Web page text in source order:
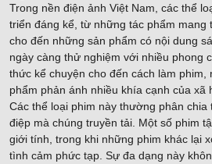
Trong nền điện ảnh Việt Nam, các thể
triển đáng kể, từ những tác phẩm mang
cho đến những sản phẩm có nội dung
ngày càng thử nghiệm với nhiều phong
thức kể chuyện cho đến cách làm phim,
phẩm phản ánh nhiều khía cạnh của xã
Các thể loại phim này thường phân chia
điệp mà chúng truyền tải. Một số phim
giới tính, trong khi những phim khác lại
tình cảm phức tạp. Sự đa dạng này